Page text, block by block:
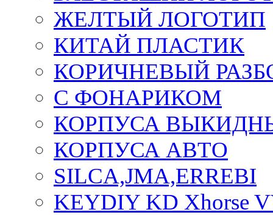
ЖЕЛТЫЙ ЛОГОТИП
КИТАЙ ПЛАСТИК
КОРИЧНЕВЫЙ
С ФОНАРИКОМ
КОРПУСА
КОРПУСА АВТО
SILCA,JMA,ERREBI
KEYDIY KD Xhorse